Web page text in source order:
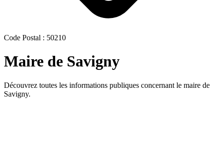
Code Postal : 50210
Maire de Savigny
Découvrez toutes les informations publiques concernant le maire de
Savigny.